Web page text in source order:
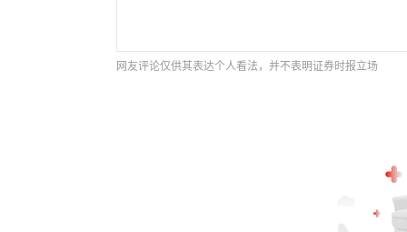
网友评论仅供其表达个人看法，并不表明证券时报立场